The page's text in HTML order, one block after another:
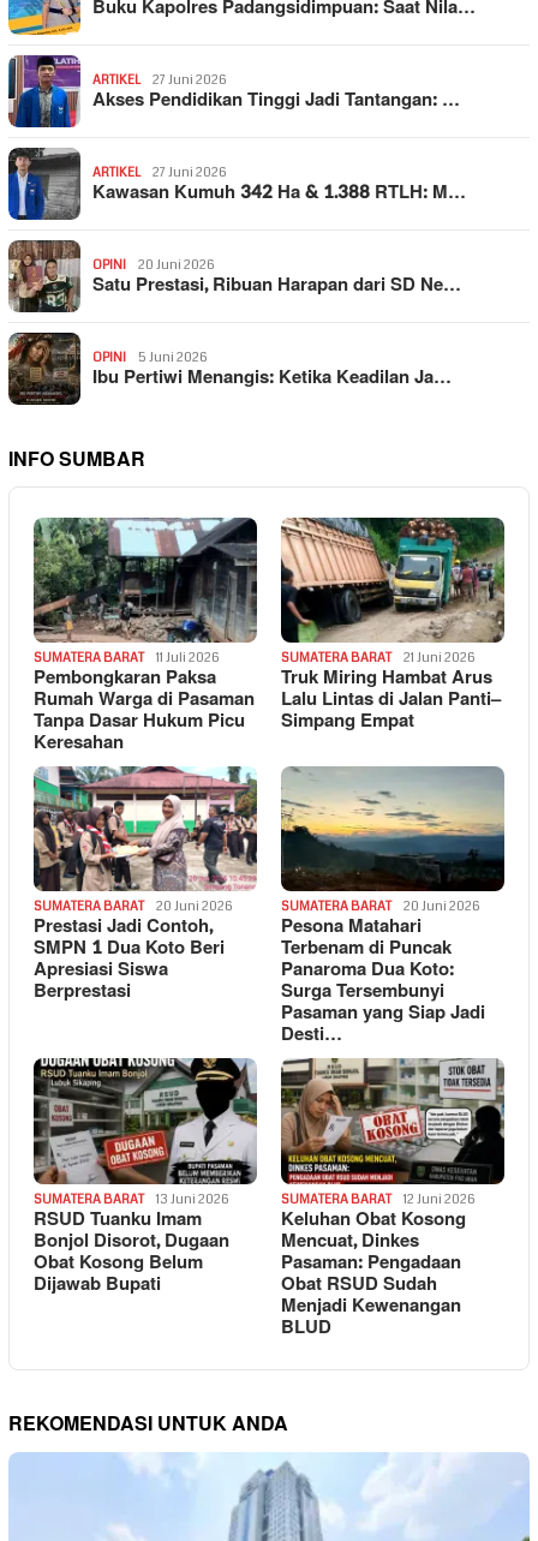
Buku Kapolres Padangsidimpuan: Saat Nila…
ARTIKEL 27 Juni 2026
Akses Pendidikan Tinggi Jadi Tantangan: …
ARTIKEL 27 Juni 2026
Kawasan Kumuh 342 Ha & 1.388 RTLH: M…
OPINI 20 Juni 2026
Satu Prestasi, Ribuan Harapan dari SD Ne…
OPINI 5 Juni 2026
Ibu Pertiwi Menangis: Ketika Keadilan Ja…
INFO SUMBAR
SUMATERA BARAT 11 Juli 2026
Pembongkaran Paksa
Rumah Warga di Pasaman
Tanpa Dasar Hukum Picu
Keresahan
SUMATERA BARAT 21 Juni 2026
Truk Miring Hambat Arus
Lalu Lintas di Jalan Panti–
Simpang Empat
SUMATERA BARAT 20 Juni 2026
Prestasi Jadi Contoh,
SMPN 1 Dua Koto Beri
Apresiasi Siswa
Berprestasi
SUMATERA BARAT 20 Juni 2026
Pesona Matahari
Terbenam di Puncak
Panaroma Dua Koto:
Surga Tersembunyi
Pasaman yang Siap Jadi
Desti…
SUMATERA BARAT 13 Juni 2026
RSUD Tuanku Imam
Bonjol Disorot, Dugaan
Obat Kosong Belum
Dijawab Bupati
SUMATERA BARAT 12 Juni 2026
Keluhan Obat Kosong
Mencuat, Dinkes
Pasaman: Pengadaan
Obat RSUD Sudah
Menjadi Kewenangan
BLUD
REKOMENDASI UNTUK ANDA